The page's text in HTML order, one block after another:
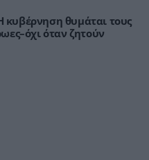
θυμάται τους
όταν ζητούν